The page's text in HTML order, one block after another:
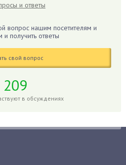
и ответы
вопрос нашим посетителям и
и получить ответы
свой вопрос
209
в обсуждениях